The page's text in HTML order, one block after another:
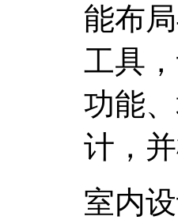
能布
工具
功能
计，
室内